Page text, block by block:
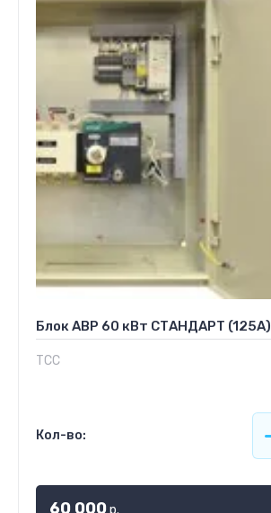
Блок АВР 60 кВт СТАНДАРТ (125А)
ТСС
Кол-во:
60 000р.